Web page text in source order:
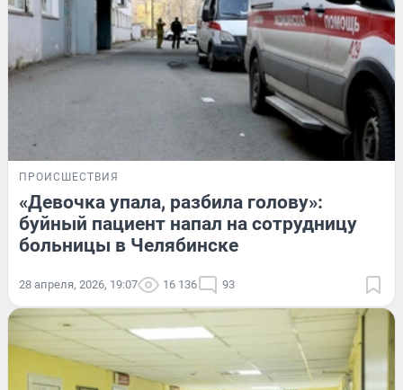
ПРОИСШЕСТВИЯ
«Девочка упала, разбила голову»:
буйный пациент напал на сотрудницу
больницы в Челябинске
28 апреля, 2026, 19:07 16 136 93